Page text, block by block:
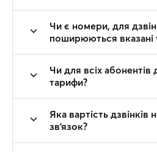
Чи є номери, для
поширюються вказані
Чи для всіх абонентів
тарифи?
Яка вартість дзвінків
зв’язок?